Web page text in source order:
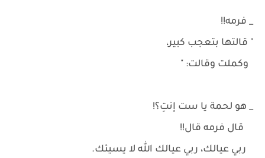
_ فرمه!!
" قالتها بتعجب كبير،
وكملت وقالت: "
_ هو لحمة يا ست إنتِ؟!
قال فرمه قال!!
ربي عيالك، ربي عيالك الله لا يسيئك.